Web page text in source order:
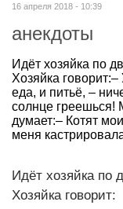
16 апреля 2018 - 10:39
анекдоты
Идёт хозяйка по
Хозяйка
еда, и питьё, –
солнце греешься!
думает:– Котят
меня
Идёт хозяйка по
Хозяйка говорит: